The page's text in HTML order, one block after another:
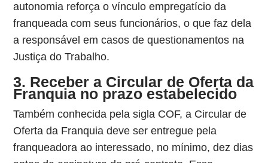
autonomia reforça o vínculo empregatício da
franqueada com seus funcionários, o que faz dela
a responsável em casos de questionamentos na
Justiça do Trabalho.
3. Receber a Circular de Oferta da
Franquia no prazo estabelecido
Também conhecida pela sigla COF, a Circular de
Oferta da Franquia deve ser entregue pela
franqueadora ao interessado, no mínimo, dez dias